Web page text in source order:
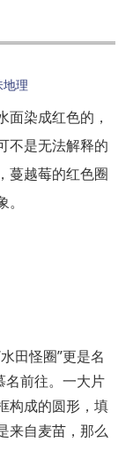
地理
染成红色的，
不是无法解释的
蔓越莓的红色圈
田怪圈”更是名
名前往。一大片
构成的圆形，填
来自麦苗，那么